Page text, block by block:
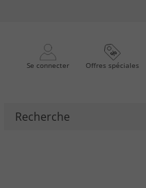
Se connecter Offres spéciales